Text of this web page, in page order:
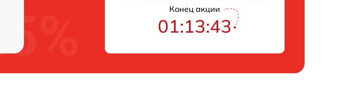
Конец акции
01:13:42